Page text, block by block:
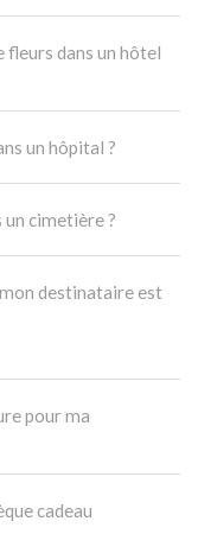
fleurs dans un hôtel
un hôpital ?
cimetière ?
destinataire est
pour ma
cadeau